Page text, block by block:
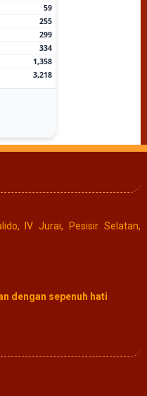
59
255
299
334
1,358
3,218
IV Jurai, Pesisir Selatan,
dengan sepenuh hati